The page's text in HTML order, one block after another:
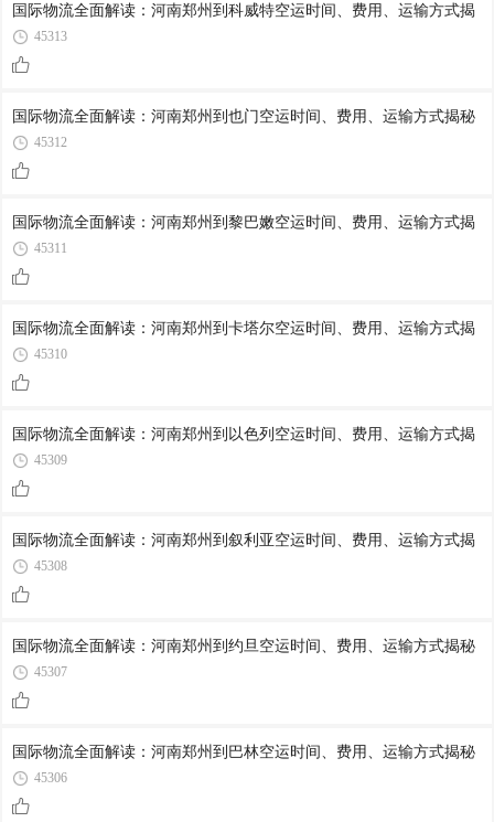
国际物流全面解读：河南郑州到科威特空运时间、费用、运输方式揭
45313
国际物流全面解读：河南郑州到也门空运时间、费用、运输方式揭秘
45312
国际物流全面解读：河南郑州到黎巴嫩空运时间、费用、运输方式揭
45311
国际物流全面解读：河南郑州到卡塔尔空运时间、费用、运输方式揭
45310
国际物流全面解读：河南郑州到以色列空运时间、费用、运输方式揭
45309
国际物流全面解读：河南郑州到叙利亚空运时间、费用、运输方式揭
45308
国际物流全面解读：河南郑州到约旦空运时间、费用、运输方式揭秘
45307
国际物流全面解读：河南郑州到巴林空运时间、费用、运输方式揭秘
45306